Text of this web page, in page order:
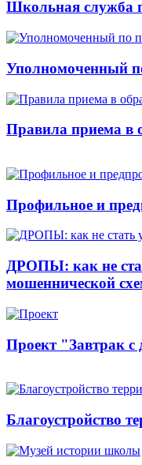
Школьная служба
Уполномоченный
Правила приема в
Профильное и
ДРОПЫ: как не
мошеннической
Проект "Завтрак с
Благоустройство